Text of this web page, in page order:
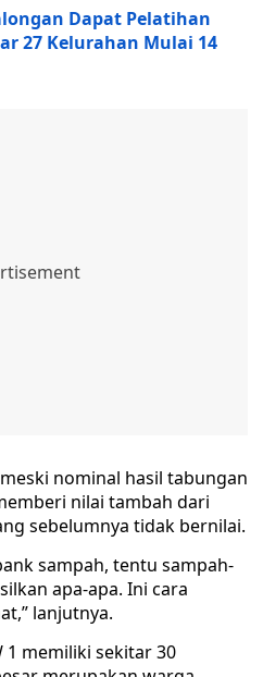
Dapat Pelatihan
27 Kelurahan Mulai 14
nominal hasil tabungan
nilai tambah dari
sebelumnya tidak bernilai.
sampah, tentu sampah-
apa-apa. Ini cara
lanjutnya.
1 memiliki sekitar 30